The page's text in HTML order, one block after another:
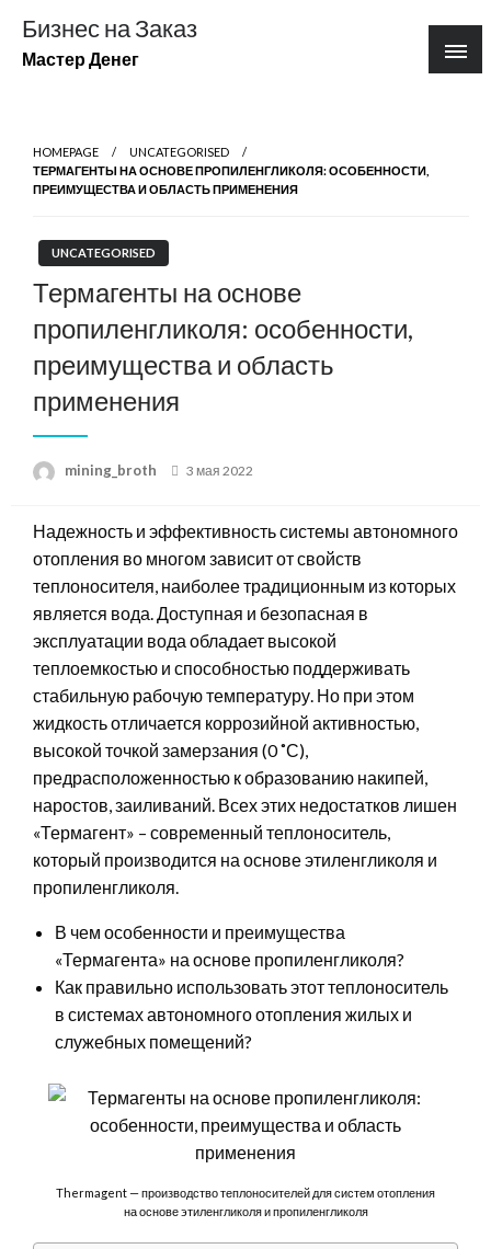
содержимому
Бизнес на Заказ
Мастер Денег
HOMEPAGE
UNCATEGORISED
ТЕРМАГЕНТЫ НА ОСНОВЕ ПРОПИЛЕНГЛИКОЛЯ: ОСОБЕННОСТИ,
ПРЕИМУЩЕСТВА И ОБЛАСТЬ ПРИМЕНЕНИЯ
UNCATEGORISED
Термагенты на основе
пропиленгликоля: особенности,
преимущества и область
применения
mining_broth
Posted
3 мая 2022
Надежность и эффективность системы автономного
отопления во многом зависит от свойств
теплоносителя, наиболее традиционным из которых
является вода. Доступная и безопасная в
эксплуатации вода обладает высокой
теплоемкостью и способностью поддерживать
стабильную рабочую температуру. Но при этом
жидкость отличается коррозийной активностью,
высокой точкой замерзания (0 ˚С),
предрасположенностью к образованию накипей,
наростов, заиливаний. Всех этих недостатков лишен
«Термагент» – современный теплоноситель,
который производится на основе этиленгликоля и
пропиленгликоля.
В чем особенности и преимущества
«Термагента» на основе пропиленгликоля?
Как правильно использовать этот теплоноситель
в системах автономного отопления жилых и
служебных помещений?
Thermagent — производство теплоносителей для систем отопления
на основе этиленгликоля и пропиленгликоля